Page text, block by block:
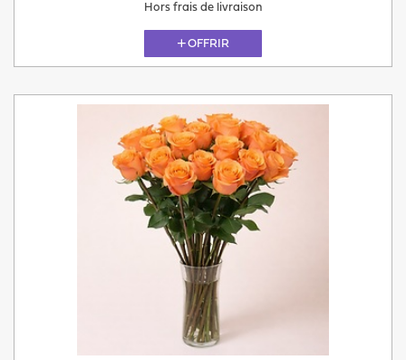
Hors frais de livraison
OFFRIR